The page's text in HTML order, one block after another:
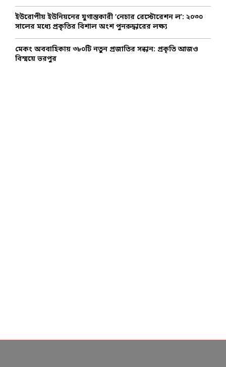
ইউরোপীয় ইউনিয়নের যুগান্তকারী ‘নেচার রেস্টোরেশন ল’: ২০৩০
সালের মধ্যে প্রকৃতির বিশাল অংশ পুনরুদ্ধারের লক্ষ্য
মেকং অববাহিকায় ৩৮০টি নতুন প্রজাতির সন্ধান: প্রকৃতি আজও
বিস্ময়ে ভরপুর